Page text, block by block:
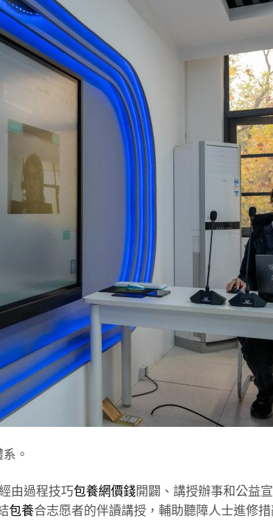
。
由過程技巧包養網價錢開闢、講授辦事和公益
包養合志愿者的伴讀講授，輔助聽障人士進修